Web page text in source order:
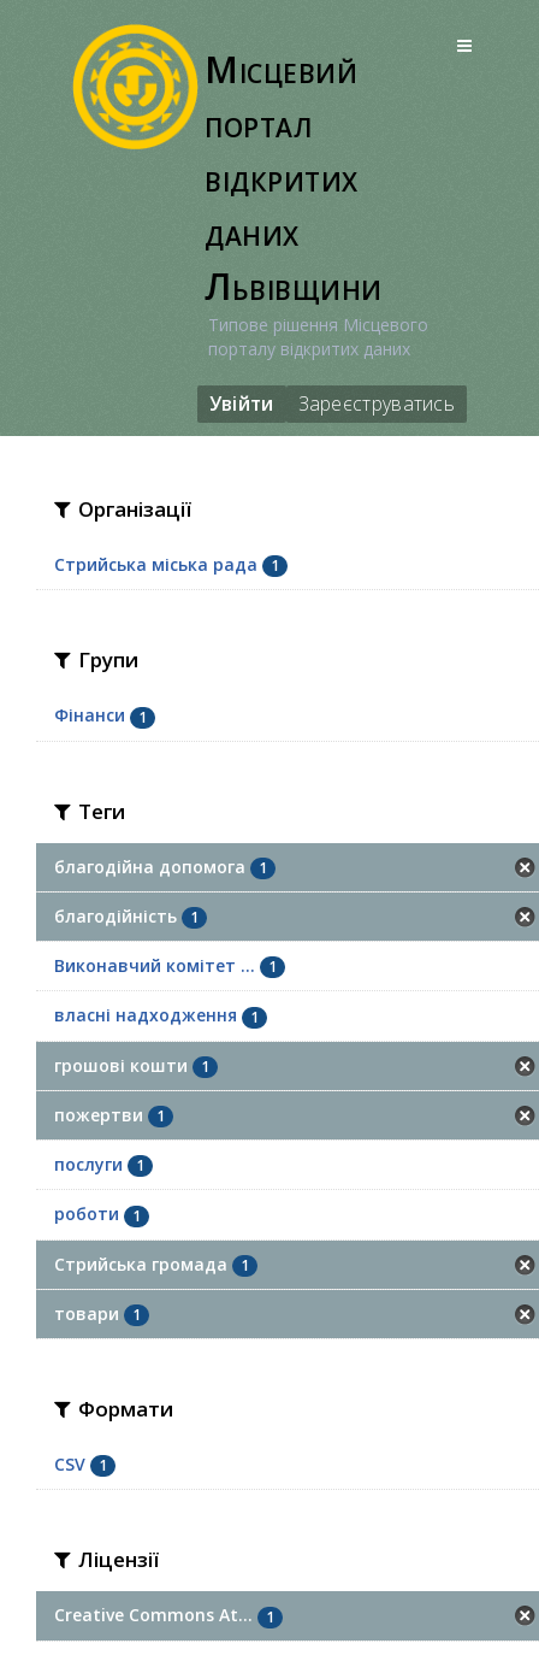
Місцевий
портал
відкритих
даних
Львівщини
Типове рішення Місцевого
порталу відкритих даних
Увійти Зареєструватись
Організації
Стрийська міська рада 1
Групи
Фінанси 1
Теги
благодійна допомога 1
благодійність 1
Виконавчий комітет ... 1
власні надходження 1
грошові кошти 1
пожертви 1
послуги 1
роботи 1
Стрийська громада 1
товари 1
Формати
CSV 1
Ліцензії
Creative Commons At... 1